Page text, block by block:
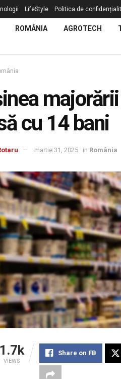
LifeStyle Politica de
ROMÂNIA AGROTECH
cu 14 bani
martie 31, 2025 in România
1.7k
VIEWS
Share on FB